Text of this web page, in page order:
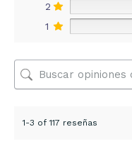
2
1
1-3 of 117 reseñas